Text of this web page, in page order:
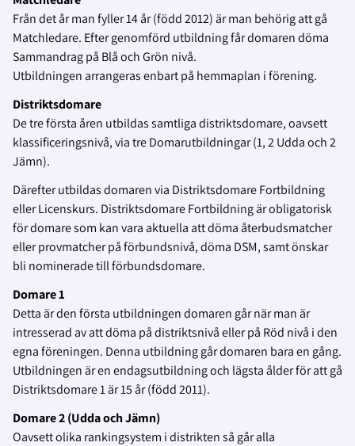
Från det år man fyller 14 år (född 2012) är man behörig att gå
Matchledare. Efter genomförd utbildning får domaren döma
Sammandrag på Blå och Grön nivå.
Utbildningen arrangeras enbart på hemmaplan i förening.
Distriktsdomare
De tre första åren utbildas samtliga distriktsdomare, oavsett
klassificeringsnivå, via tre Domarutbildningar (1, 2 Udda och 2
Jämn).
Därefter utbildas domaren via Distriktsdomare Fortbildning
eller Licenskurs. Distriktsdomare Fortbildning är obligatorisk
för domare som kan vara aktuella att döma återbudsmatcher
eller provmatcher på förbundsnivå, döma DSM, samt önskar
bli nominerade till förbundsdomare.
Domare 1
Detta är den första utbildningen domaren går när man är
intresserad av att döma på distriktsnivå eller på Röd nivå i den
egna föreningen. Denna utbildning går domaren bara en gång.
Utbildningen är en endagsutbildning och lägsta ålder för att gå
Distriktsdomare 1 är 15 år (född 2011).
Domare 2 (Udda och Jämn)
Oavsett olika rankingsystem i distrikten så går alla